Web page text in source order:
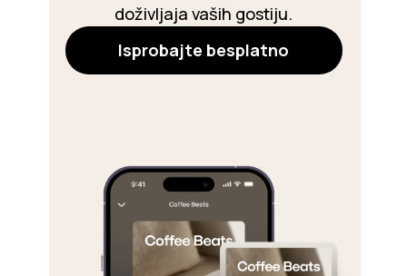
doživljaja vaših gostiju.
Isprobajte besplatno